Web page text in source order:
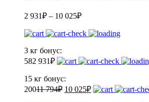
2 931₽ – 10 025₽
3 кг бонус:
582 931₽
15 кг бонус:
20011 794₽ 10 025₽